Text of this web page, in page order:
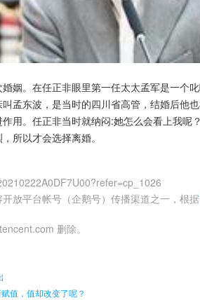
姻。在任正非眼里第一任太太孟军是一个
孟东波，是当时的四川省高管，结婚后他
用。任正非当时就纳闷:她怎么会看上我呢
所以才会选择离婚。
放平台帐号（企鹅号）传播渠道之一，根据
删除。
值，值却改变了呢？